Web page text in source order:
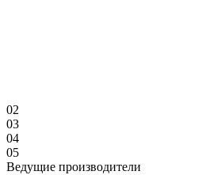
02
03
04
05
Ведущие производители